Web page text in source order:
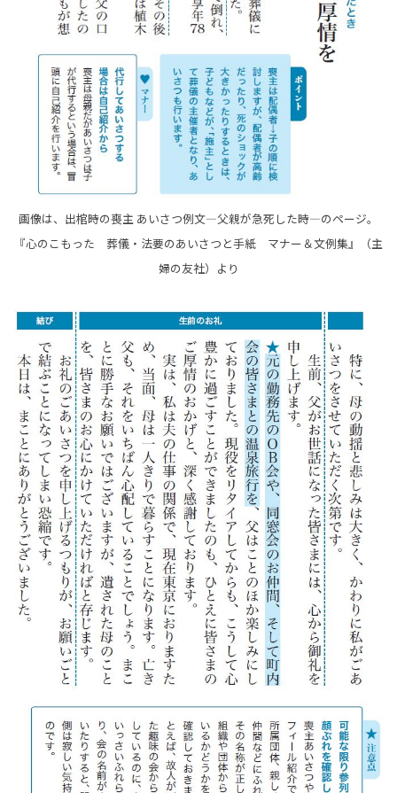
画像は、出棺時の喪主 あいさつ例文―父親が急死した時―のページ。
『心のこもった 葬儀・法要のあいさつと手紙 マナー＆文例集』（主
婦の友社）より